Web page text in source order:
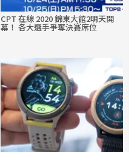
CPT 在線 2020 錦東大館2明天開
幕！ 各大選手爭奪決賽席位